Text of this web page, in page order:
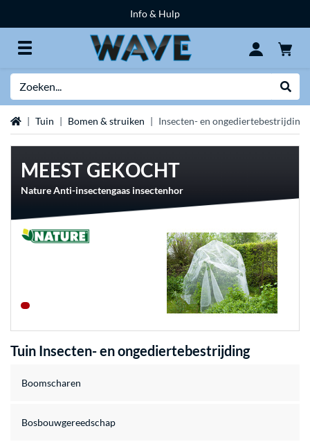
Info & Hulp
HomeTuin Bomen & struiken Insecten- en ongediertebestrijding
MEEST GEKOCHT
Nature Anti-insectengaas insectenhor
Tuin Insecten- en ongediertebestrijding
Boomscharen
Bosbouwgereedschap